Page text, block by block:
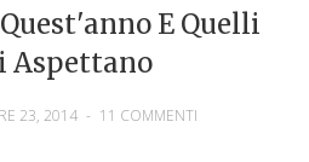
E Quelli
Aspettano
23, 2014 - 11 COMMENTI